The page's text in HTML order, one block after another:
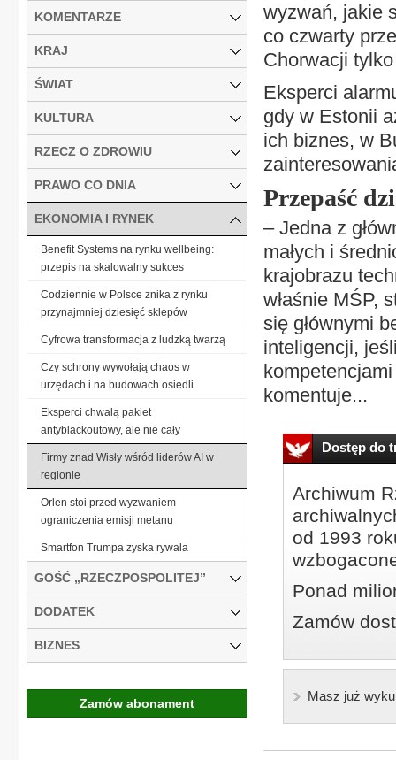
wyzwań, jakie
co czwarty
Chorwacji
Eksperci
gdy w Estonii
ich biznes, w
Przepaść
– Jedna z
małych i
krajobrazu
właśnie MŚP,
się głównymi
inteligencji,
komentuje...
Dostęp do
Archiwum
od 1993
Ponad
Zamów
Masz już
KOMENTARZE
KRAJ
ŚWIAT
KULTURA
RZECZ O ZDROWIU
PRAWO CO DNIA
EKONOMIA I RYNEK
Benefit Systems na rynku wellbeing:
przepis na skalowalny sukces
Codziennie w Polsce znika z rynku
przynajmniej dziesięć sklepów
Cyfrowa transformacja z ludzką twarzą
Czy schrony wywołają chaos w
urzędach i na budowach osiedli
Eksperci chwalą pakiet
antyblackoutowy, ale nie cały
Firmy znad Wisły wśród liderów AI w
regionie
Orlen stoi przed wyzwaniem
ograniczenia emisji metanu
Smartfon Trumpa zyska rywala
GOŚĆ „RZECZPOSPOLITEJ”
DODATEK
BIZNES
Zamów abonament